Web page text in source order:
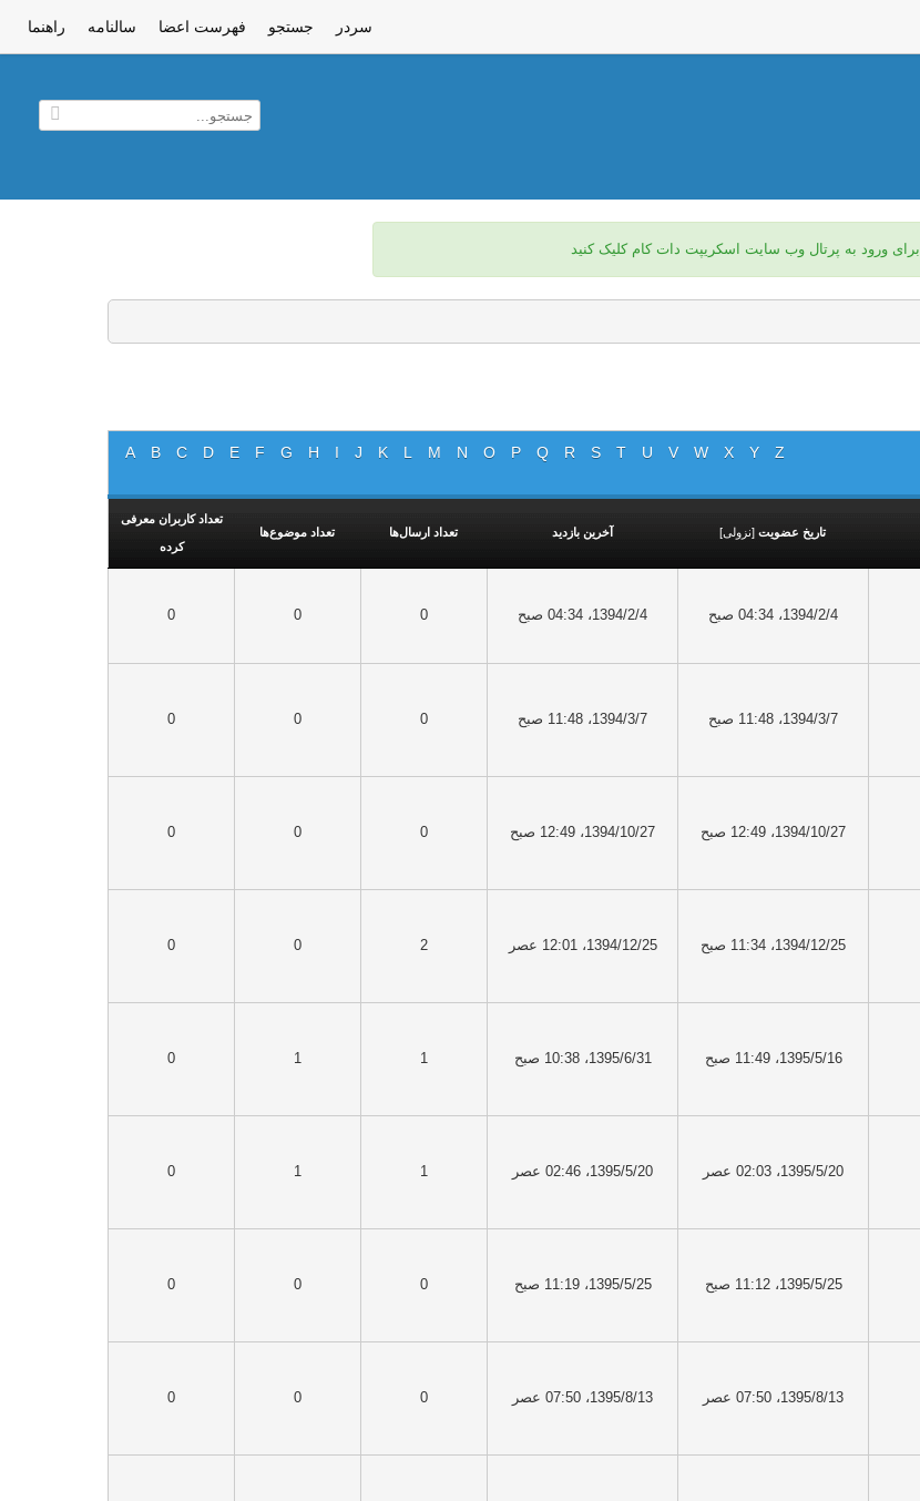
سردر جستجو فهرست اعضا سالنامه راهنما
برای ورود به پرتال وب سایت اسکریپت دات کام کلیک کنید
A B C D E F G H I J K L M N O P Q R S T U V W X Y Z
تاریخ عضویت [نزولی] آخرین بازدید تعداد ارسال‌ها تعداد موضوع‌ها
تعداد کاربران معرفی
کرده
1394/2/4، 04:34 صبح 1394/2/4، 04:34 صبح 0
0
0
1394/3/7، 11:48 صبح 1394/3/7، 11:48 صبح 0
0
0
1394/10/27، 12:49 صبح 1394/10/27، 12:49 صبح 0
0
0
1394/12/25، 11:34 صبح 1394/12/25، 12:01 عصر 2
0
0
1395/5/16، 11:49 صبح 1395/6/31، 10:38 صبح 1
1
0
1395/5/20، 02:03 عصر 1395/5/20، 02:46 عصر 1
1
0
1395/5/25، 11:12 صبح 1395/5/25، 11:19 صبح 0
0
0
1395/8/13، 07:50 عصر 1395/8/13، 07:50 عصر 0
0
0